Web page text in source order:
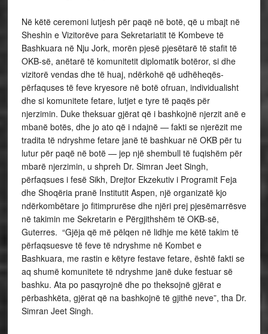
Në këtë ceremoni lutjesh për paqë në botë, që u mbajt në
Sheshin e Vizitorëve para Sekretariatit të Kombeve të
Bashkuara në Nju Jork, morën pjesë pjesëtarë të stafit të
OKB-së, anëtarë të komunitetit diplomatik botëror, si dhe
vizitorë vendas dhe të huaj, ndërkohë që udhëheqës-
përfaquses të feve kryesore në botë ofruan, individualisht
dhe si komunitete fetare, lutjet e tyre të paqës për
njerzimin. Duke theksuar gjërat që i bashkojnë njerzit anë e
mbanë botës, dhe jo ato që i ndajnë — fakti se njerëzit me
tradita të ndryshme fetare janë të bashkuar në OKB për tu
lutur për paqë në botë — jep një shembull të fuqishëm për
mbarë njerzimin, u shpreh Dr. Simran Jeet Singh,
përfaqsues i fesë Sikh, Drejtor Ekzekutiv i Programit Feja
dhe Shoqëria pranë Institutit Aspen, një organizatë kjo
ndërkombëtare jo fitimprurëse dhe njëri prej pjesëmarrësve
në takimin me Sekretarin e Përgjithshëm të OKB-së,
Guterres. “Gjëja që më pëlqen në lidhje me këtë takim të
përfaqsuesve të feve të ndryshme në Kombet e
Bashkuara, me rastin e këtyre festave fetare, është fakti se
aq shumë komunitete të ndryshme janë duke festuar së
bashku. Ata po pasqyrojnë dhe po theksojnë gjërat e
përbashkëta, gjërat që na bashkojnë të gjithë neve”, tha Dr.
Simran Jeet Singh.